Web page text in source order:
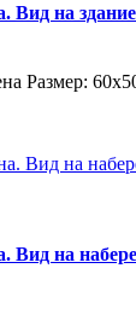
Вид на
Размер:
Вид на